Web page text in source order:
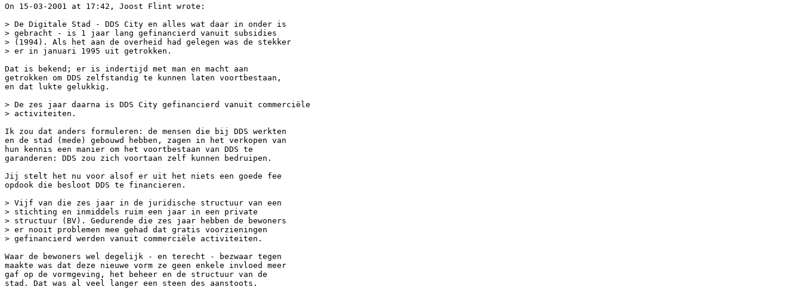
On 15-03-2001 at 17:42, Joost Flint wrote:
> De Digitale Stad - DDS City en alles wat daar in onder is
> gebracht - is 1 jaar lang gefinancierd vanuit subsidies
> (1994). Als het aan de overheid had gelegen was de stekker
> er in januari 1995 uit getrokken.
Dat is bekend; er is indertijd met man en macht aan
getrokken om DDS zelfstandig te kunnen laten voortbestaan,
en dat lukte gelukkig.
> De zes jaar daarna is DDS City gefinancierd vanuit commerciële
> activiteiten.
Ik zou dat anders formuleren: de mensen die bij DDS werkten
en de stad (mede) gebouwd hebben, zagen in het verkopen van
hun kennis een manier om het voortbestaan van DDS te
garanderen: DDS zou zich voortaan zelf kunnen bedruipen.
Jij stelt het nu voor alsof er uit het niets een goede fee
opdook die besloot DDS te financieren.
> Vijf van die zes jaar in de juridische structuur van een
> stichting en inmiddels ruim een jaar in een private
> structuur (BV). Gedurende die zes jaar hebben de bewoners
> er nooit problemen mee gehad dat gratis voorzieningen
> gefinancierd werden vanuit commerciële activiteiten.
Waar de bewoners wel degelijk - en terecht - bezwaar tegen
maakte was dat deze nieuwe vorm ze geen enkele invloed meer
gaf op de vormgeving, het beheer en de structuur van de
stad. Dat was al veel langer een steen des aanstoots.